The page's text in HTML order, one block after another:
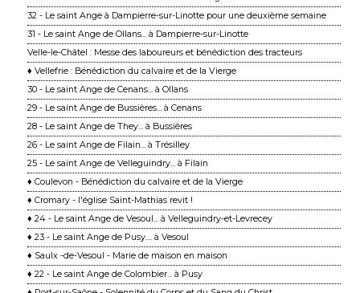
32 - Le saint Ange à Dampierre-sur-Linotte pour une deuxième semaine
31 - Le saint Ange de Ollans... à Dampierre-sur-Linotte
Velle-le-Châtel : Messe des laboureurs et bénédiction des tracteurs
♦ Vellefrie : Bénédiction du calvaire et de la Vierge
30 - Le saint Ange de Cenans... à Ollans
29 - Le saint Ange de Bussières... à Cenans
28 - Le saint Ange de They... à Bussières
26 - Le saint Ange de Filain... à Trésilley
25 - Le saint Ange de Velleguindry... à Filain
♦ Coulevon - Bénédiction du calvaire et de la Vierge
♦ Cromary - l'église Saint-Mathias revit !
♦ 24 - Le saint Ange de Vesoul... à Velleguindry-et-Levrecey
♦ 23 - Le saint Ange de Pusy.... à Vesoul
♦ Saulx -de-Vesoul - Marie de maison en maison
♦ 22 - Le saint Ange de Colombier... à Pusy